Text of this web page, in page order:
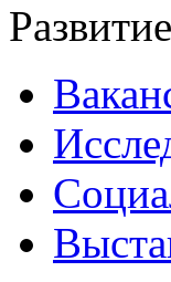
Развитие